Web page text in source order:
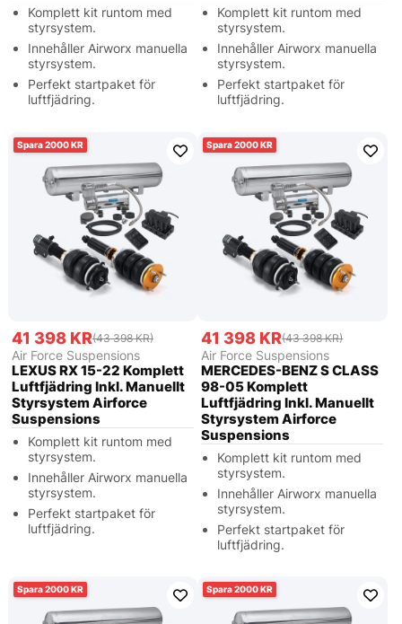
Komplett kit runtom med
styrsystem.
Innehåller Airworx manuella
styrsystem.
Perfekt startpaket för
luftfjädring.
Komplett kit runtom med
styrsystem.
Innehåller Airworx manuella
styrsystem.
Perfekt startpaket för
luftfjädring.
2000
41 398 KR(43 398 KR)
Air Force Suspensions
LEXUS RX 15-22 Komplett
Luftfjädring Inkl. Manuellt
Styrsystem Airforce
Suspensions
Komplett kit runtom med
styrsystem.
Innehåller Airworx manuella
styrsystem.
Perfekt startpaket för
luftfjädring.
2000
41 398 KR(43 398 KR)
Air Force Suspensions
MERCEDES-BENZ S CLASS
98-05 Komplett
Luftfjädring Inkl. Manuellt
Styrsystem Airforce
Suspensions
Komplett kit runtom med
styrsystem.
Innehåller Airworx manuella
styrsystem.
Perfekt startpaket för
luftfjädring.
2000 2000